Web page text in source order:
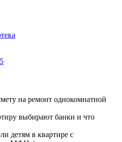
на ремонт однокомнатной
выбирают банки и что
детям в квартире с